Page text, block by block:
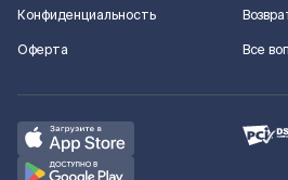
Конфиденциальность
Оферта
Все